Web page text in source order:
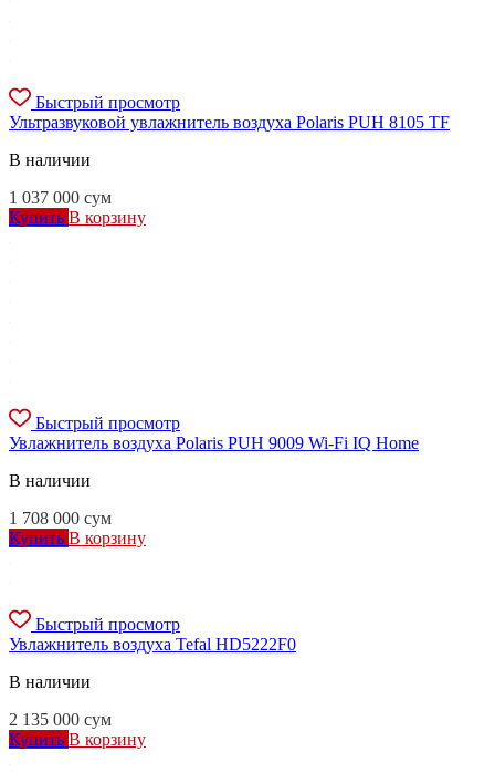
Быстрый просмотр
Ультразвуковой увлажнитель воздуха Polaris PUH 8105 TF​
В наличии
1 037 000 сум
Купить В корзину
Быстрый просмотр
Увлажнитель воздуха Polaris PUH 9009 Wi-Fi IQ Home
В наличии
1 708 000 сум
Купить В корзину
Быстрый просмотр
Увлажнитель воздуха Tefal HD5222F0
В наличии
2 135 000 сум
Купить В корзину